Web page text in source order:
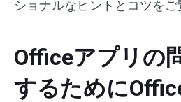
ショナルなヒントとコツをご
Officeアプリの
するために